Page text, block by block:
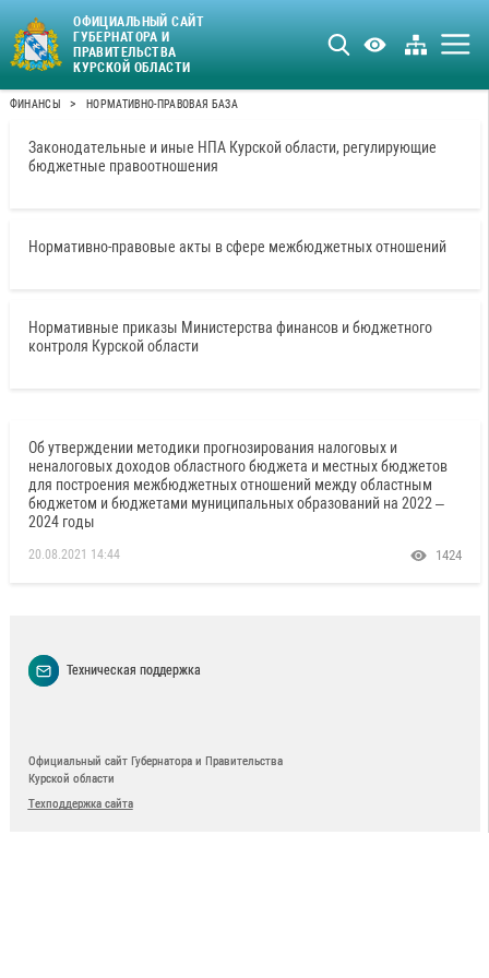
ОФИЦИАЛЬНЫЙ САЙТ
ГУБЕРНАТОРА И
ПРАВИТЕЛЬСТВА
КУРСКОЙ ОБЛАСТИ
ФИНАНСЫ > НОРМАТИВНО-ПРАВОВАЯ БАЗА
Законодательные и иные НПА Курской области, регулирующие
бюджетные правоотношения
Нормативно-правовые акты в сфере межбюджетных отношений
Нормативные приказы Министерства финансов и бюджетного
контроля Курской области
Об утверждении методики прогнозирования налоговых и
неналоговых доходов областного бюджета и местных бюджетов
для построения межбюджетных отношений между областным
бюджетом и бюджетами муниципальных образований на 2022 –
2024 годы
20.08.2021 14:44 1424
Техническая поддержка
Официальный сайт Губернатора и Правительства
Курской области
Техподдержка сайта